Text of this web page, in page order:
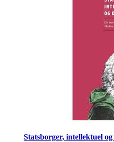
Statsborger, intellektuel